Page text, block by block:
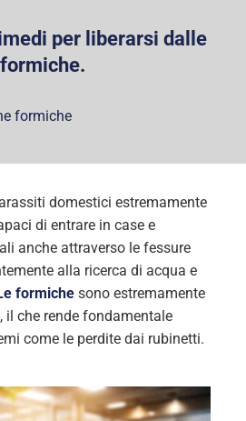
per liberarsi dalle
formiche.
formiche
domestici estremamente
di entrare in case e
anche attraverso le fessure
alla ricerca di acqua e
formichesono estremamente
il che rende fondamentale
come le perdite dai rubinetti.